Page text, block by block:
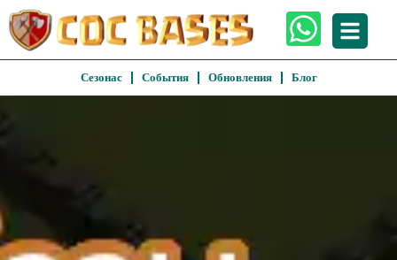
Сезонас События Обновления Блог